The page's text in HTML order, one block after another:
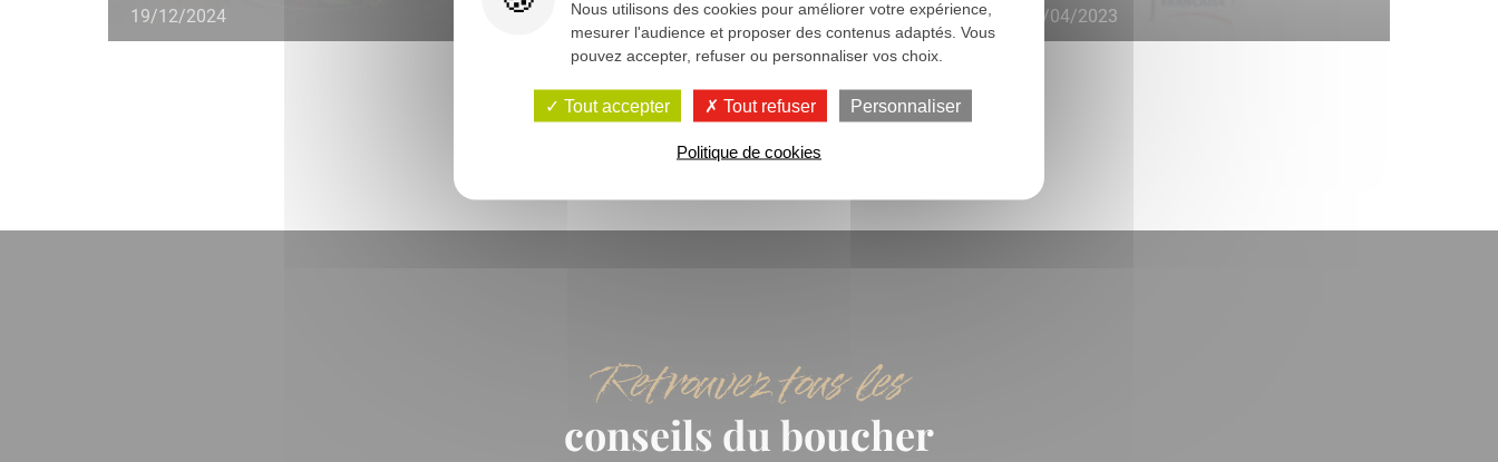
19/12/2024 16/05/2024 11/04/2023
Retrouvez tous les
conseils du boucher
Nous utilisons des cookies pour améliorer votre expérience,
mesurer l'audience et proposer des contenus adaptés. Vous
pouvez accepter, refuser ou personnaliser vos choix.
Tout accepter Tout refuser Personnaliser
Politique de cookies